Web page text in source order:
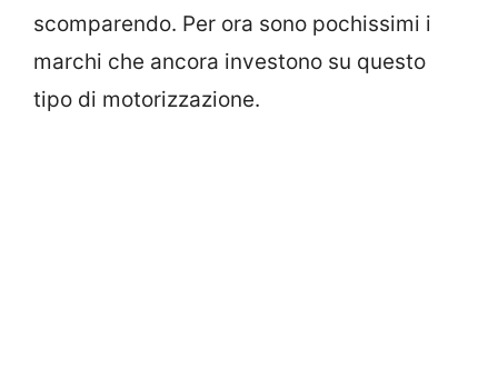
scomparendo. Per ora sono pochissimi i
marchi che ancora investono su questo
tipo di motorizzazione.